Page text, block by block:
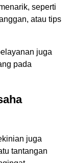
seperti
atau tips
juga
pada
juga
tantangan